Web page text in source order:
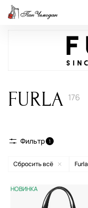
FURLA 176
Фильтр 1
Сбросить всё Furla
НОВИНКА